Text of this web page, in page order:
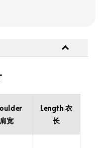
肩宽
Length 衣
长